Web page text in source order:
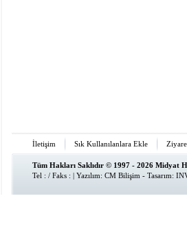
İletişim Sık Kullanılanlara Ekle
Tüm Hakları Saklıdır © 1997 - 2026 Midyat
Tel : / Faks : | Yazılım: CM Bilişim - Tasarım: